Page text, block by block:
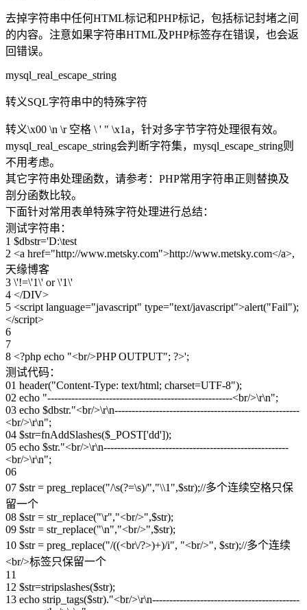
去掉字符串中任何HTML标记和PHP标记，包括标记封堵之间
的内容。注意如果字符串HTML及PHP标签存在错误，也会返
回错误。
mysql_real_escape_string
转义SQL字符串中的特殊字符
转义\x00 \n \r 空格 \ ' " \x1a，针对多字节字符处理很有效。
mysql_real_escape_string会判断字符集，mysql_escape_string则
不用考虑。
其它字符串处理函数，请参考：PHP常用字符串正则替换及
剖分函数比较。
下面针对常用表单特殊字符处理进行总结：
测试字符串：
1 $dbstr='D:\test
2 <a href="http://www.metsky.com">http://www.metsky.com</a>,
天缘博客
3 \'!=\'1\' or \'1\'
4 </DIV>
5 <script language="javascript" type="text/javascript">alert("Fail");
</script>
6
7
8 <?php echo "<br/>PHP OUTPUT"; ?>';
测试代码：
01 header("Content-Type: text/html; charset=UTF-8");
02 echo "------------------------------------------------------<br/>\r\n";
03 echo $dbstr."<br/>\r\n------------------------------------------------------
<br/>\r\n";
04 $str=fnAddSlashes($_POST['dd']);
05 echo $str."<br/>\r\n------------------------------------------------------
<br/>\r\n";
06
07 $str = preg_replace("/\s(?=\s)/","\\1",$str);//多个连续空格只保
留一个
08 $str = str_replace("\r","<br/>",$str);
09 $str = str_replace("\n","<br/>",$str);
10 $str = preg_replace("/((<br\/?>)+)/i", "<br/>", $str);//多个连续
<br/>标签只保留一个
11
12 $str=stripslashes($str);
13 echo strip_tags($str)."<br/>\r\n-------------------------------------------